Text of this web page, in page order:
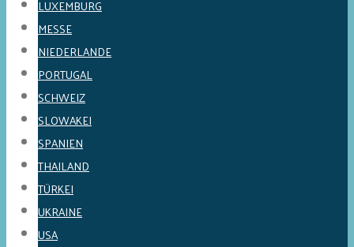
LUXEMBURG
MESSE
NIEDERLANDE
PORTUGAL
SCHWEIZ
SLOWAKEI
SPANIEN
THAILAND
TÜRKEI
UKRAINE
USA